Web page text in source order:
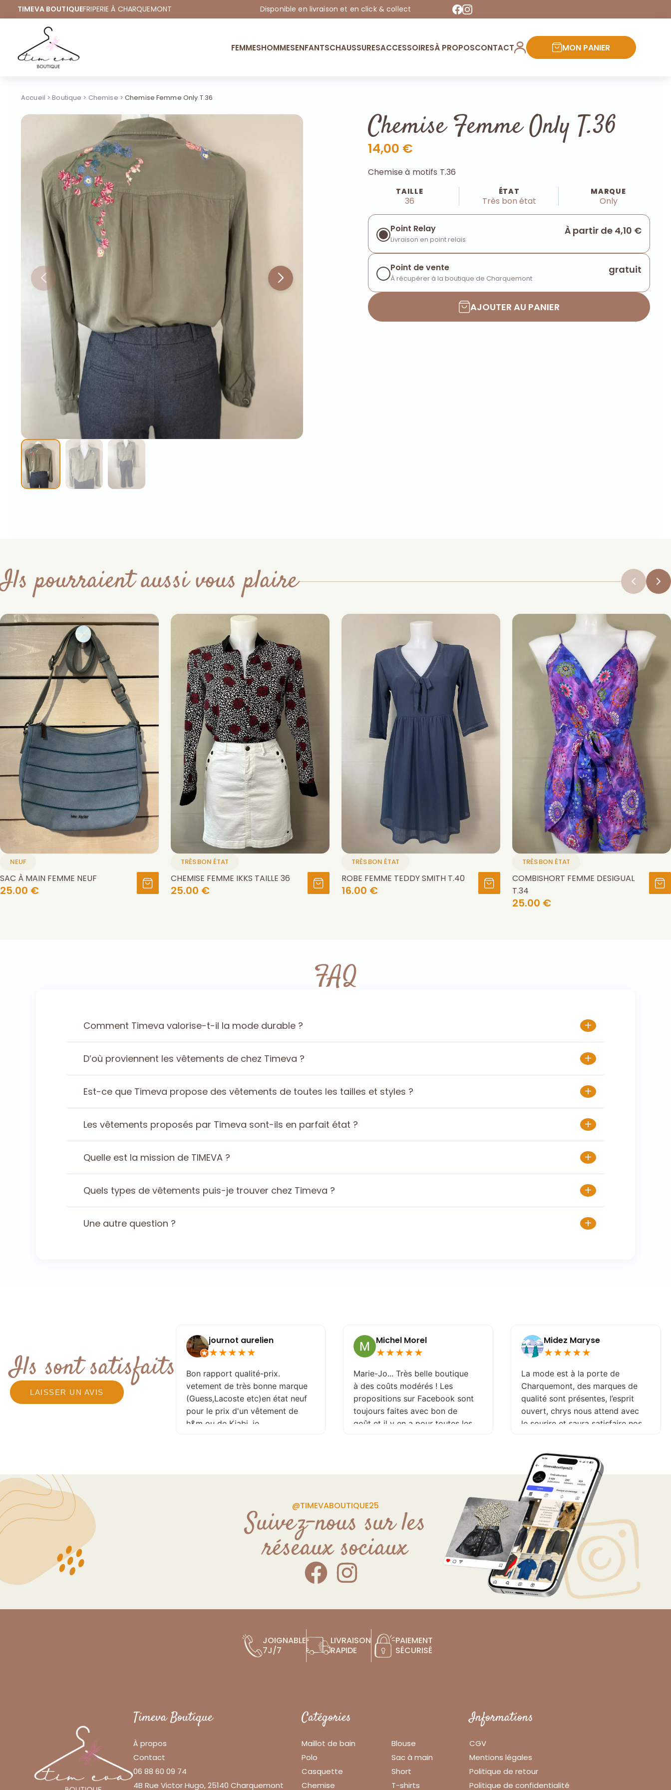
TIMEVA BOUTIQUEFRIPERIE À CHARQUEMONT Disponible en livraison et en click & collect
FEMMESHOMMESENFANTSCHAUSSURESACCESSOIRESÀ PROPOSCONTACT MON PANIER
Accueil >Boutique > Chemise >Chemise Femme Only T.36
Chemise Femme Only T.36
14,00 €
Chemise à motifs T.36
TAILLE
36
ÉTAT
Très bon état
MARQUE
Only
Point Relay
Livraison en point relais
À partir de 4,10 €
Point de vente
À récupérer à la boutique de Charquemont
gratuit
AJOUTER AU PANIER
Ils pourraient aussi vous plaire
NEUF
SAC À MAIN FEMME NEUF
25.00 €
TRÈS BON ÉTAT
CHEMISE FEMME IKKS TAILLE 36
25.00 €
TRÈS BON ÉTAT
ROBE FEMME TEDDY SMITH T.40
16.00 €
TRÈS BON ÉTAT
COMBISHORT FEMME DESIGUAL
T.34
25.00 €
FAQ
Comment Timeva valorise-t-il la mode durable ? +
D’où proviennent les vêtements de chez Timeva ? +
Est-ce que Timeva propose des vêtements de toutes les tailles et styles ? +
Les vêtements proposés par Timeva sont-ils en parfait état ? +
Quelle est la mission de TIMEVA ? +
Quels types de vêtements puis-je trouver chez Timeva ? +
Une autre question ? +
Ils sont satisfaits
LAISSER UN AVIS
journot aurelien
★★★★★
Bon rapport qualité-prix.
vetement de très bonne marque
(Guess,Lacoste etc)en état neuf
pour le prix d'un vêtement de
h&m ou de Kiabi .je
aucune pépite. de plus la
Michel Morel
★★★★★
Marie-Jo... Très belle boutique
à des coûts modérés ! Les
propositions sur Facebook sont
toujours faites avec bon de
goût et il y en a pour toutes les
Midez Maryse
★★★★★
La mode est à la porte de
Charquemont, des marques de
qualité sont présentes, l’esprit
ouvert, chrys nous attend avec
le sourire et saura satisfaire nos
déçue. A très bientôt
@TIMEVABOUTIQUE25
Suivez-nous sur les
réseaux sociaux
JOIGNABLE
7J/7
LIVRAISON
RAPIDE
PAIEMENT
SÉCURISÉ
Timeva Boutique
À propos
Contact
06 88 60 09 74
4B Rue Victor Hugo, 25140 Charquemont
Catégories
Maillot de bain
Polo
Casquette
Chemise
Blouse
Sac à main
Short
T-shirts
Informations
CGV
Mentions légales
Politique de retour
Politique de confidentialité